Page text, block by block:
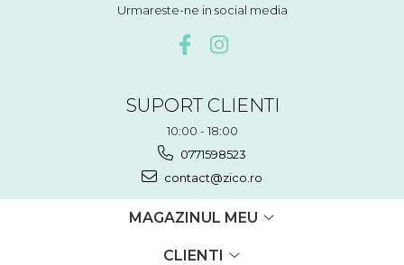
Urmareste-ne in social media
SUPORT CLIENTI
10:00 - 18:00
0771598523
contact@zico.ro
MAGAZINUL MEU
CLIENTI